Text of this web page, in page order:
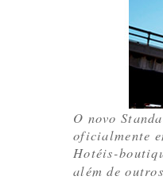
O novo
oficialmente
Hotéis-
além de